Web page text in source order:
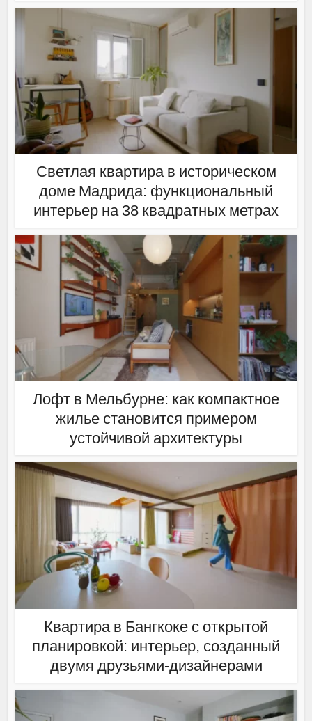
Светлая квартира в историческом
доме Мадрида: функциональный
интерьер на 38 квадратных метрах
Лофт в Мельбурне: как компактное
жилье становится примером
устойчивой архитектуры
Квартира в Бангкоке с открытой
планировкой: интерьер, созданный
двумя друзьями-дизайнерами